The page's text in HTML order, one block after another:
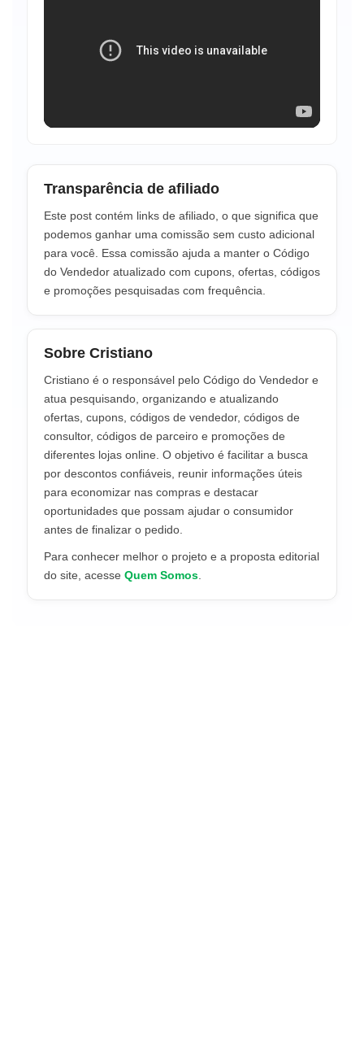
Transparência de afiliado
Este post contém links de afiliado, o que significa que
podemos ganhar uma comissão sem custo adicional
para você. Essa comissão ajuda a manter o Código
do Vendedor atualizado com cupons, ofertas, códigos
e promoções pesquisadas com frequência.
Sobre Cristiano
Cristiano é o responsável pelo Código do Vendedor e
atua pesquisando, organizando e atualizando
ofertas, cupons, códigos de vendedor, códigos de
consultor, códigos de parceiro e promoções de
diferentes lojas online. O objetivo é facilitar a busca
por descontos confiáveis, reunir informações úteis
para economizar nas compras e destacar
oportunidades que possam ajudar o consumidor
antes de finalizar o pedido.
Para conhecer melhor o projeto e a proposta editorial
do site, acesse Quem Somos